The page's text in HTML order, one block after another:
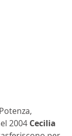
2004 Cecilia